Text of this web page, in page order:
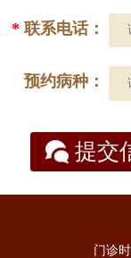
*联系电话：
预约病种：
提交
门诊